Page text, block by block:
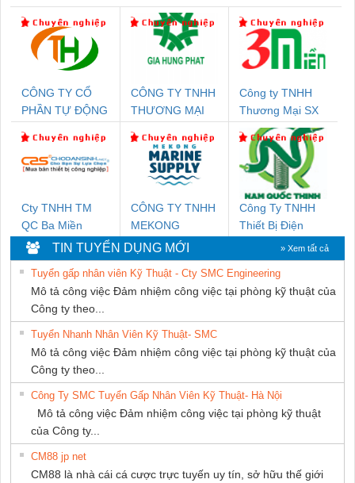
CÔNG TY CỔ
PHẦN TỰ ĐỘNG
CÔNG TY TNHH
THƯƠNG MẠI
THUẬT ĐIỆN CƠ
GIA HƯNG
PHÁT
Công ty TNHH
Thương Mại SX
Ba Miền
Cty TNHH TM
QC Ba Miền
CÔNG TY TNHH
MEKONG
MARINE
SUPPLY
Công Ty TNHH
Thiết Bị Điện
Nam Quốc Thịnh
TIN TUYỂN DỤNG MỚI » Xem tất cả
Tuyển gấp nhân viên Kỹ Thuật - Cty SMC Engineering
Mô tả công việc Đảm nhiệm công việc tại phòng kỹ thuật của
Công ty theo...
Tuyển Nhanh Nhân Viên Kỹ Thuật- SMC
Mô tả công việc Đảm nhiệm công việc tại phòng kỹ thuật của
Công ty theo...
Công Ty SMC Tuyển Gấp Nhân Viên Kỹ Thuật- Hà Nội
Mô tả công việc Đảm nhiệm công việc tại phòng kỹ thuật
của Công ty...
CM88 jp net
CM88 là nhà cái cá cược trực tuyến uy tín, sở hữu thế giới